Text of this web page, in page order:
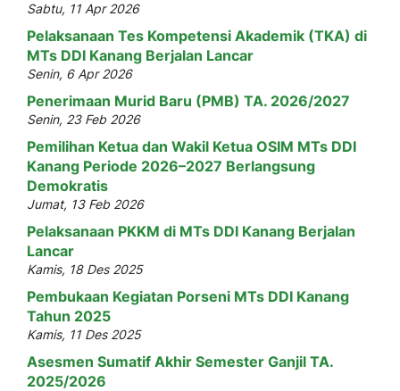
Sabtu, 11 Apr 2026
Pelaksanaan Tes Kompetensi Akademik (TKA) di
MTs DDI Kanang Berjalan Lancar
Senin, 6 Apr 2026
Penerimaan Murid Baru (PMB) TA. 2026/2027
Senin, 23 Feb 2026
Pemilihan Ketua dan Wakil Ketua OSIM MTs DDI
Kanang Periode 2026–2027 Berlangsung
Demokratis
Jumat, 13 Feb 2026
Pelaksanaan PKKM di MTs DDI Kanang Berjalan
Lancar
Kamis, 18 Des 2025
Pembukaan Kegiatan Porseni MTs DDI Kanang
Tahun 2025
Kamis, 11 Des 2025
Asesmen Sumatif Akhir Semester Ganjil TA.
2025/2026